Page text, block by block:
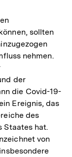
sollten
nehmen.
der
die Covid-19-
Ereignis, das
des
Staates hat.
von